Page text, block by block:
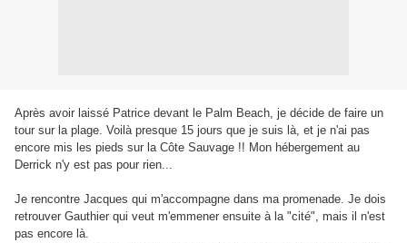
Après avoir laissé Patrice devant le Palm Beach, je décide de faire un
tour sur la plage. Voilà presque 15 jours que je suis là, et je n'ai pas
encore mis les pieds sur la Côte Sauvage !! Mon hébergement au
Derrick n'y est pas pour rien...
Je rencontre Jacques qui m'accompagne dans ma promenade. Je dois
retrouver Gauthier qui veut m'emmener ensuite à la "cité", mais il n'est
pas encore là.